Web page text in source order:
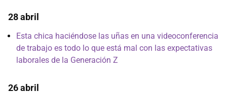
28 abril
Esta chica haciéndose las uñas en una videoconferencia
de trabajo es todo lo que está mal con las expectativas
laborales de la Generación Z
26 abril